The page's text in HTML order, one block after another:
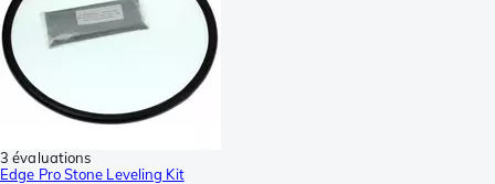
3 évaluations
Edge Pro Stone Leveling Kit